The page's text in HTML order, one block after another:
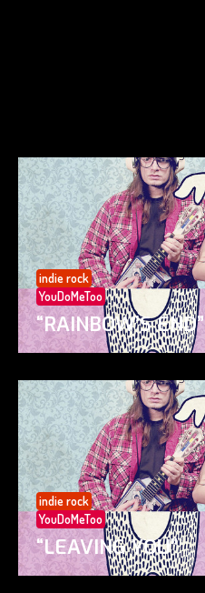
indie rock
YouDoMeToo
“RAINBOW’S END”
indie rock
YouDoMeToo
“LEAVING YOU”